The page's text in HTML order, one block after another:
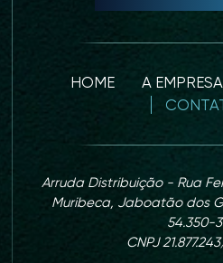
HOME A EMPRESA
Arruda Distribuição - Rua
Muribeca, Jaboatão dos
54.350-
CNPJ